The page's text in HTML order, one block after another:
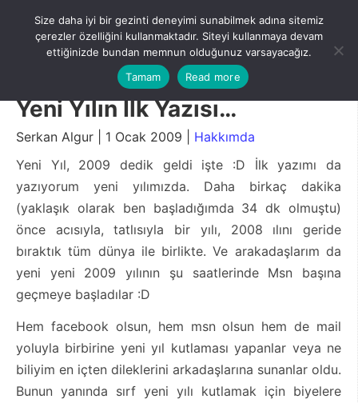
content
Menu
Yeni Yılın İlk Yazısı…
Serkan Algur | 1 Ocak 2009 | Hakkımda
Yeni Yıl, 2009 dedik geldi işte :D İlk yazımı da
yazıyorum yeni yılımızda. Daha birkaç dakika
(yaklaşık olarak ben başladığımda 34 dk olmuştu)
önce acısıyla, tatlısıyla bir yılı, 2008 ılını geride
bıraktık tüm dünya ile birlikte. Ve arakadaşlarım da
yeni yeni 2009 yılının şu saatlerinde Msn başına
geçmeye başladılar :D
Hem facebook olsun, hem msn olsun hem de mail
yoluyla birbirine yeni yıl kutlaması yapanlar veya ne
biliyim en içten dileklerini arkadaşlarına sunanlar oldu.
Bunun yanında sırf yeni yılı kutlamak için biyelere
Size daha iyi bir gezinti deneyimi sunabilmek adına sitemiz
çerezler özelliğini kullanmaktadır. Siteyi kullanmaya devam
ettiğinizde bundan memnun olduğunuz varsayacağız.
Tamam
Read more